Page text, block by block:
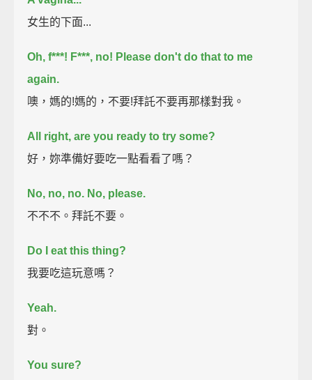
女生的下面...
Oh, f***! F***, no! Please don't do that to me
again.
噢，媽的!媽的，不要!拜託不要再那樣對我。
All right, are you ready to try some?
好，妳準備好要吃一點看看了嗎？
No, no, no. No, please.
不不不。拜託不要。
Do I eat this thing?
我要吃這玩意嗎？
Yeah.
對。
You sure?